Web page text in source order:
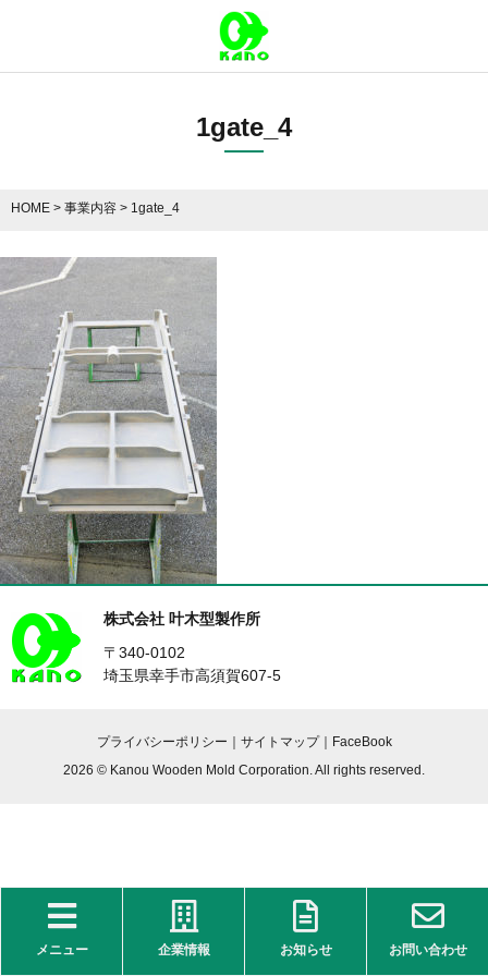
1gate_4
HOME > 事業内容 > 1gate_4
株式会社 叶木型製作所
〒340-0102
埼玉県幸手市高須賀607-5
プライバシーポリシー ｜ サイトマップ｜ FaceBook
2026 © Kanou Wooden Mold Corporation. All rights reserved.
メニュー 企業情報 お知らせ お問い合わせ